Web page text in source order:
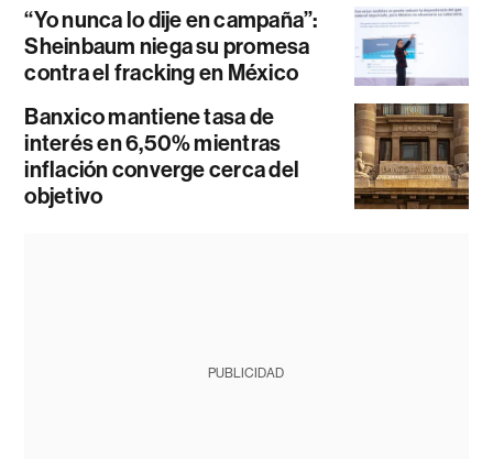
“Yo nunca lo dije en campaña”:
Sheinbaum niega su promesa
contra el fracking en México
Banxico mantiene tasa de
interés en 6,50% mientras
inflación converge cerca del
objetivo
PUBLICIDAD